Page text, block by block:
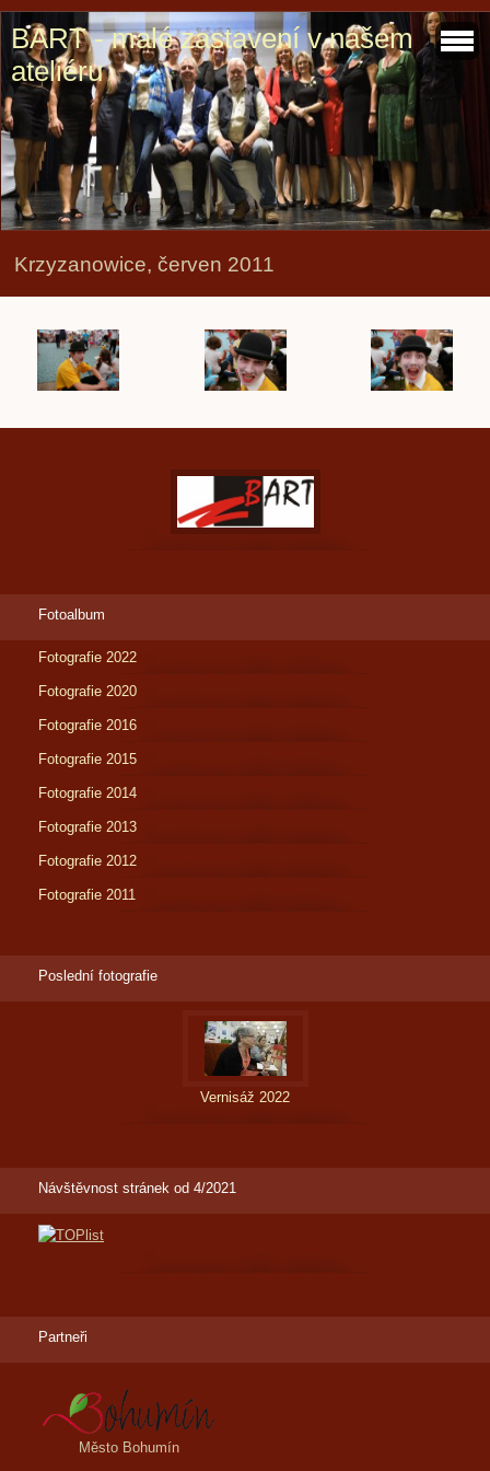
BART - malé zastavení v našem
ateliéru
Krzyzanowice, červen 2011
Fotoalbum
Fotografie 2022
Fotografie 2020
Fotografie 2016
Fotografie 2015
Fotografie 2014
Fotografie 2013
Fotografie 2012
Fotografie 2011
Poslední fotografie
Vernisáž 2022
Návštěvnost stránek od 4/2021
Partneři
Město Bohumín